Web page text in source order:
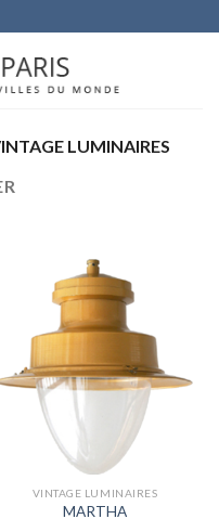
LUMINAIRES
VINTAGE LUMINAIRES
MARTHA